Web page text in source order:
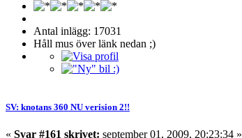
Antal inlägg: 17031
Håll mus över länk nedan ;)
SV: knotans 360 NU verision 2!!
« Svar #161 skrivet: september 01, 2009, 20:23:34 »